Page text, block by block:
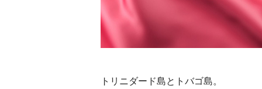
トリニダード島とトバゴ島。